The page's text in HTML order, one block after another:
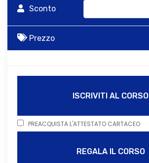
Sconto
Prezzo
ISCRIVITI AL CORSO
PREACQUISTA L'ATTESTATO CARTACEO
REGALA IL CORSO